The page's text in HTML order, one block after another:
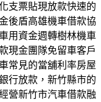
支票貼現放款快速的
後盾高雄機車借款協
用資金週轉樹林機車
現金團隊免留車客戶
常見的當舖利率房屋
行放款，新竹縣市的
營新竹市汽車借款融